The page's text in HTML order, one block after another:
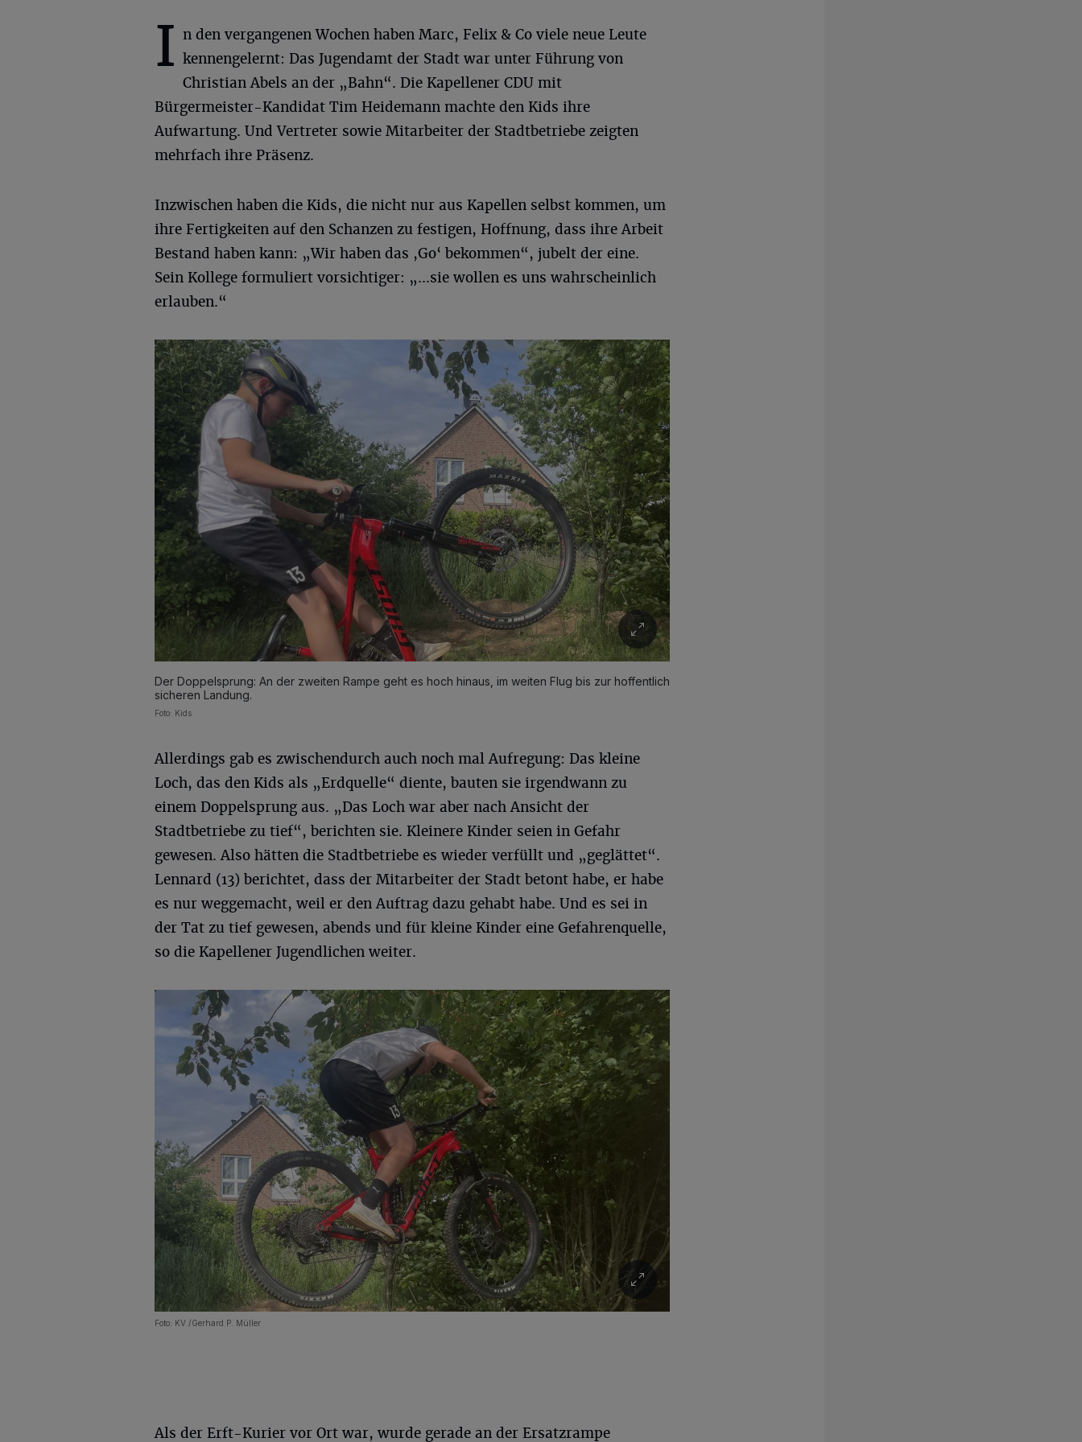
I n den vergangenen Wochen haben Marc, Felix & Co viele neue Leute
kennengelernt: Das Jugendamt der Stadt war unter Führung von
Christian Abels an der „Bahn“. Die Kapellener CDU mit
Bürgermeister-Kandidat Tim Heidemann machte den Kids ihre
Aufwartung. Und Vertreter sowie Mitarbeiter der Stadtbetriebe zeigten
mehrfach ihre Präsenz.
Inzwischen haben die Kids, die nicht nur aus Kapellen selbst kommen, um
ihre Fertigkeiten auf den Schanzen zu festigen, Hoffnung, dass ihre Arbeit
Bestand haben kann: „Wir haben das ,Go‘ bekommen“, jubelt der eine.
Sein Kollege formuliert vorsichtiger: „...sie wollen es uns wahrscheinlich
erlauben.“
Der Doppelsprung: An der zweiten Rampe geht es hoch hinaus, im weiten Flug bis zur hoffentlich
sicheren Landung.
Foto: Kids
Allerdings gab es zwischendurch auch noch mal Aufregung: Das kleine
Loch, das den Kids als „Erdquelle“ diente, bauten sie irgendwann zu
einem Doppelsprung aus. „Das Loch war aber nach Ansicht der
Stadtbetriebe zu tief“, berichten sie. Kleinere Kinder seien in Gefahr
gewesen. Also hätten die Stadtbetriebe es wieder verfüllt und „geglättet“.
Lennard (13) berichtet, dass der Mitarbeiter der Stadt betont habe, er habe
es nur weggemacht, weil er den Auftrag dazu gehabt habe. Und es sei in
der Tat zu tief gewesen, abends und für kleine Kinder eine Gefahrenquelle,
so die Kapellener Jugendlichen weiter.
Foto: KV./Gerhard P. Müller
Als der Erft-Kurier vor Ort war, wurde gerade an der Ersatzrampe